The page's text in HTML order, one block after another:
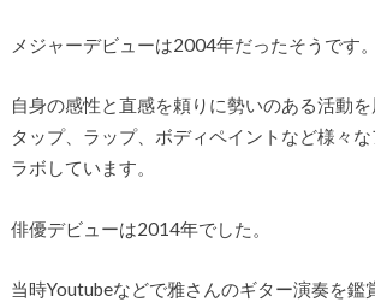
メジャーデビューは2004年だったそうです。
自身の感性と直感を頼りに勢いのある活動
タップ、ラップ、ボディペイントなど様々
ラボしています。
俳優デビューは2014年でした。
当時Youtubeなどで雅さんのギター演奏を鑑